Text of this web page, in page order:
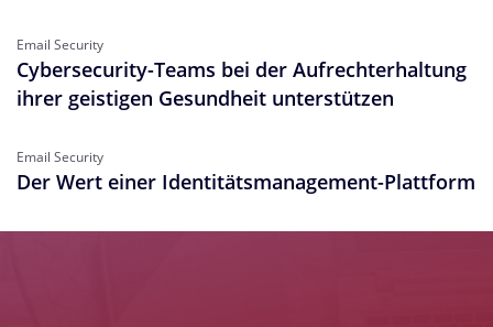
Email Security
Cybersecurity-Teams bei der Aufrechterhaltung
ihrer geistigen Gesundheit unterstützen
Email Security
Der Wert einer Identitätsmanagement-Plattform